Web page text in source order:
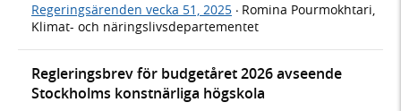
Regeringsärenden vecka 51, 2025 · Romina Pourmokhtari,
Klimat- och näringslivsdepartementet
Regleringsbrev för budgetåret 2026 avseende
Stockholms konstnärliga högskola